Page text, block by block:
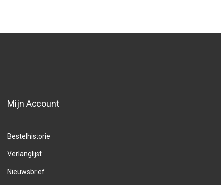
Mijn Account
Bestelhistorie
Verlanglijst
Nieuwsbrief